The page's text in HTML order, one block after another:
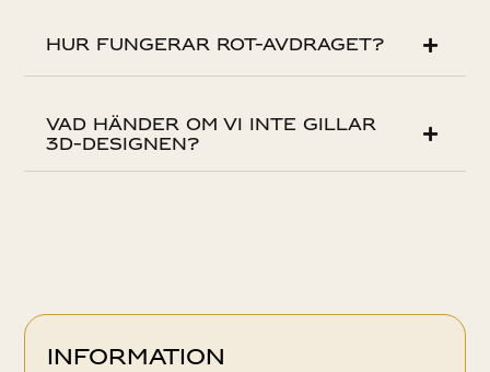
Hur fungerar ROT-avdraget?
Vad händer om vi inte gillar
3D-designen?
Information